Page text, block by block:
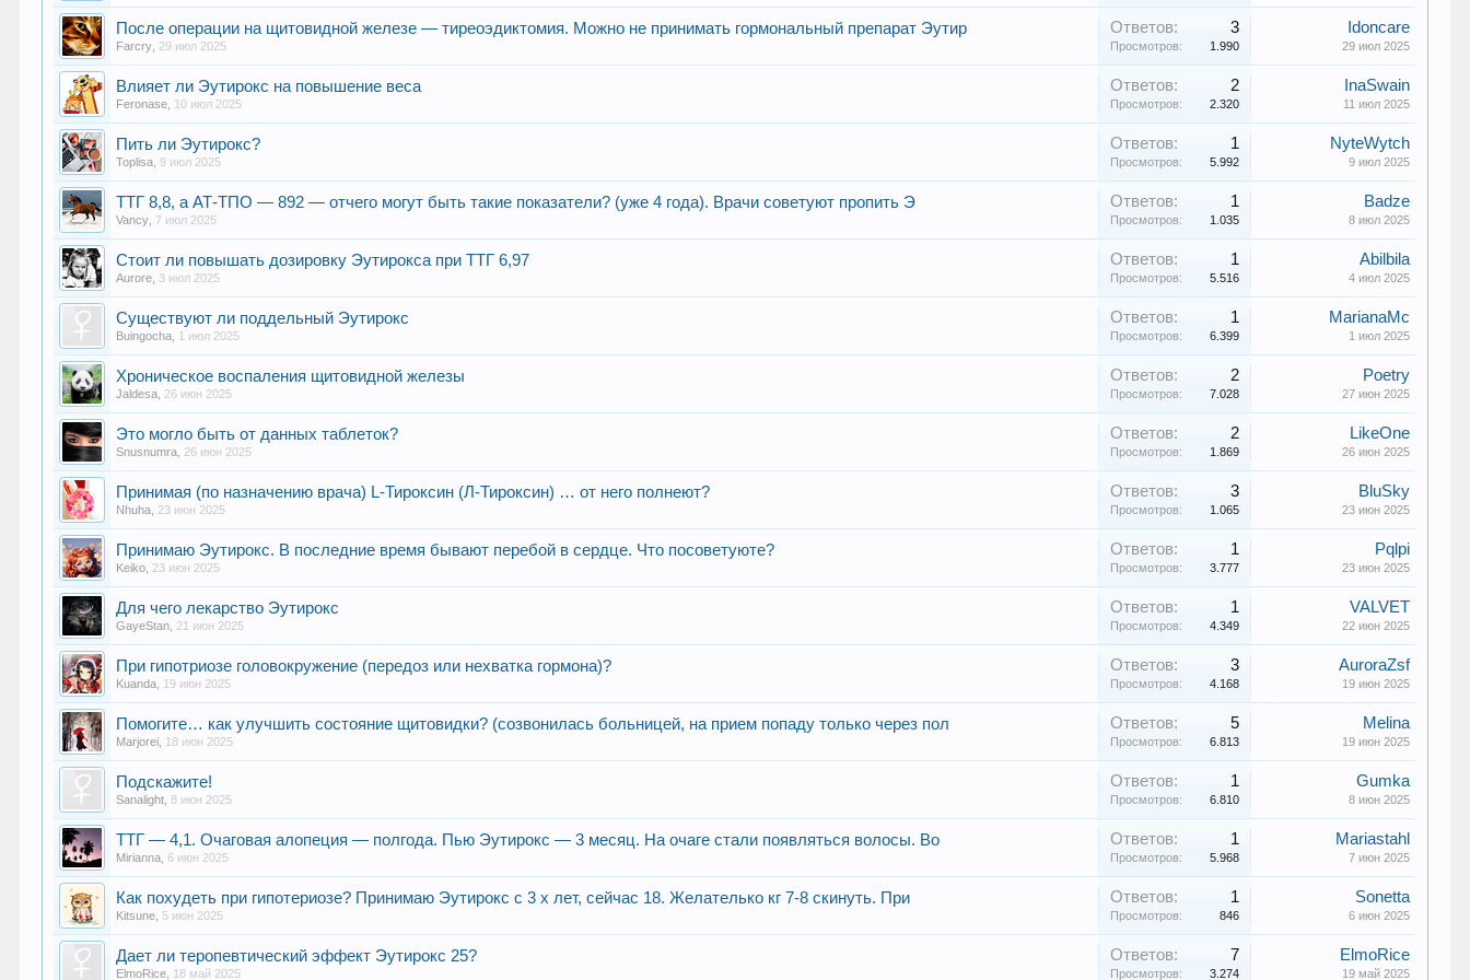
После операции на щитовидной железе — тиреоэдиктомия. Можно не принимать гормональный препарат Эутир
Farcry 29 июл 2025
Ответов: 3
Просмотров: 1.990
Idoncare
29 июл 2025
Влияет ли Эутирокс на повышение веса
Feronase 10 июл 2025
Ответов: 2
Просмотров: 2.320
InaSwain
11 июл 2025
Пить ли Эутирокс?
Toplisa ,9 июл 2025
Ответов: 1
Просмотров: 5.992
NyteWytch
9 июл 2025
ТТГ 8,8, а АТ-ТПО — 892 — отчего могут быть такие показатели? (уже 4 года). Врачи советуют пропить Э
Vancy 7 июл 2025
Ответов: 1
Просмотров: 1.035
Badze
8 июл 2025
Стоит ли повышать дозировку Эутирокса при ТТГ 6,97
Aurore 3 июл 2025
Ответов: 1
Просмотров: 5.516
Abilbila
4 июл 2025
Существуют ли поддельный Эутирокс
Buingocha 1 июл 2025
Ответов: 1
Просмотров: 6.399
MarianaMc
1 июл 2025
Хроническое воспаления щитовидной железы
Jaldesa 26 июн 2025
Ответов: 2
Просмотров: 7.028
Poetry
27 июн 2025
Это могло быть от данных таблеток?
Snusnumra 26 июн 2025
Ответов: 2
Просмотров: 1.869
LikeOne
26 июн 2025
Принимая (по назначению врача) L-Тироксин (Л-Тироксин) … от него полнеют?
Nhuha 23 июн 2025
Ответов: 3
Просмотров: 1.065
BluSky
23 июн 2025
Принимаю Эутирокс. В последние время бывают перебой в сердце. Что посоветуюте?
Keiko 23 июн 2025
Ответов: 1
Просмотров: 3.777
Pqlpi
23 июн 2025
Для чего лекарство Эутирокс
GayeStan 21 июн 2025
Ответов: 1
Просмотров: 4.349
VALVET
22 июн 2025
При гипотриозе головокружение (передоз или нехватка гормона)?
Kuanda 19 июн 2025
Ответов: 3
Просмотров: 4.168
AuroraZsf
19 июн 2025
Помогите… как улучшить состояние щитовидки? (созвонилась больницей, на прием попаду только через пол
Marjorei 18 июн 2025
Ответов: 5
Просмотров: 6.813
Melina
19 июн 2025
Подскажите!
Sanalight ,8 июн 2025
Ответов: 1
Просмотров: 6.810
Gumka
8 июн 2025
ТТГ — 4,1. Очаговая алопеция — полгода. Пью Эутирокс — 3 месяц. На очаге стали появляться волосы. Во
Mirianna 6 июн 2025
Ответов: 1
Просмотров: 5.968
Mariastahl
7 июн 2025
Как похудеть при гипотериозе? Принимаю Эутирокс с 3 х лет, сейчас 18. Желателько кг 7-8 скинуть. При
Kitsune 5 июн 2025
Ответов: 1
Просмотров: 846
Sonetta
6 июн 2025
Дает ли теропевтический эффект Эутирокс 25?
ElmoRice 18 май 2025
Ответов: 7
Просмотров: 3.274
ElmoRice
19 май 2025